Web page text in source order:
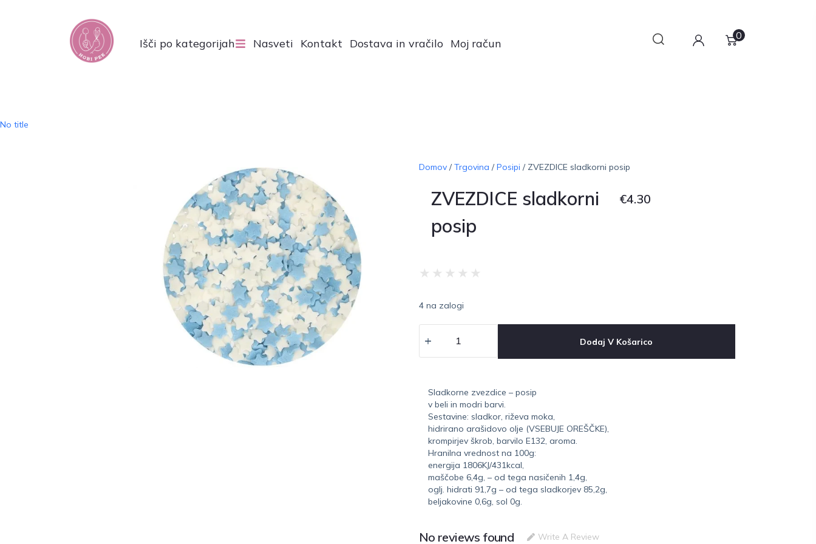
Išči po kategorijah Nasveti Kontakt Dostava in vračilo Moj račun
0
No title
Domov/Trgovina /Posipi / ZVEZDICE sladkorni posip
ZVEZDICE sladkorni
posip
€4.30
★ ★ ★ ★ ★
4 na zalogi
Dodaj V Košarico
Sladkorne zvezdice – posip
v beli in modri barvi.
Sestavine: sladkor, riževa moka,
hidrirano arašidovo olje (VSEBUJE OREŠČKE),
krompirjev škrob, barvilo E132, aroma.
Hranilna vrednost na 100g:
energija 1806KJ/431kcal,
maščobe 6,4g, – od tega nasičenih 1,4g,
oglj. hidrati 91,7g – od tega sladkorjev 85,2g,
beljakovine 0,6g, sol 0g.
No reviews found Write A Review